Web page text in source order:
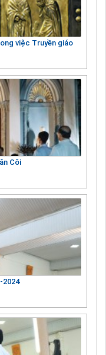
việc Truyền giáo
Côi
2024